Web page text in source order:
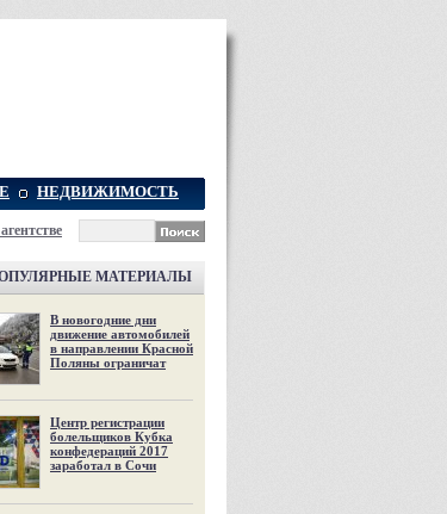
НЕДВИЖИМОСТЬ
МАТЕРИАЛЫ
В новогодние дни
движение автомобилей
в направлении Красной
Поляны ограничат
Центр регистрации
болельщиков Кубка
конфедераций 2017
заработал в Сочи